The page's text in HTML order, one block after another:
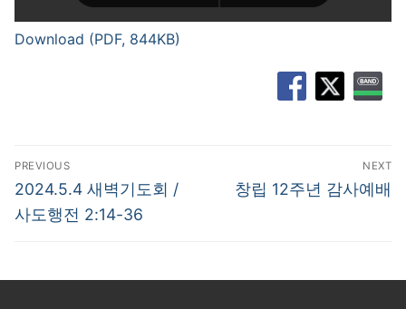
Download (PDF, 844KB)
글
탐
색
PREVIOUS
Previous
post:
2024.5.4 새벽기도회 /
사도행전 2:14-36
NEXT
Next
창립 12주년 감사예배